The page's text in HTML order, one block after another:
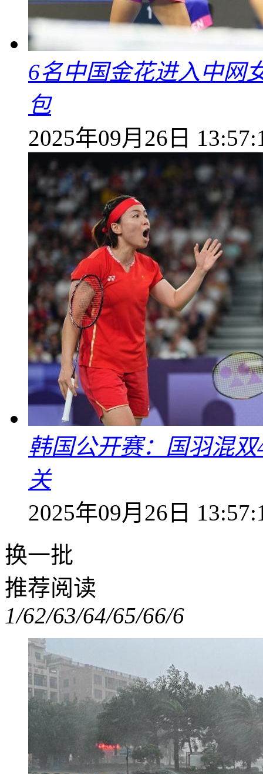
6名中国金花进入中网
包
2025年09月26日
韩国公开赛：国羽混
关
2025年09月26日
换一批
推荐阅读
1/62/63/64/65/66/6